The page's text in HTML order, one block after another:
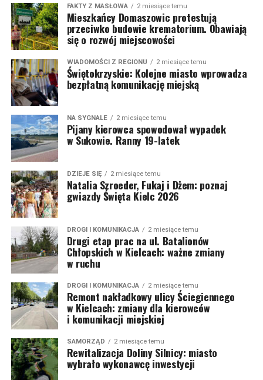
FAKTY Z MASŁOWA 2 miesiące temu
Mieszkańcy Domaszowic protestują
przeciwko budowie krematorium. Obawiają
się o rozwój miejscowości
WIADOMOŚCI Z REGIONU 2 miesiące temu
Świętokrzyskie: Kolejne miasto wprowadza
bezpłatną komunikację miejską
NA SYGNALE 2 miesiące temu
Pijany kierowca spowodował wypadek
w Sukowie. Ranny 19-latek
DZIEJE SIĘ 2 miesiące temu
Natalia Szroeder, Fukaj i Dżem: poznaj
gwiazdy Święta Kielc 2026
DROGI I KOMUNIKACJA 2 miesiące temu
Drugi etap prac na ul. Batalionów
Chłopskich w Kielcach: ważne zmiany
w ruchu
DROGI I KOMUNIKACJA 2 miesiące temu
Remont nakładkowy ulicy Ściegiennego
w Kielcach: zmiany dla kierowców
i komunikacji miejskiej
SAMORZĄD 2 miesiące temu
Rewitalizacja Doliny Silnicy: miasto
wybrało wykonawcę inwestycji